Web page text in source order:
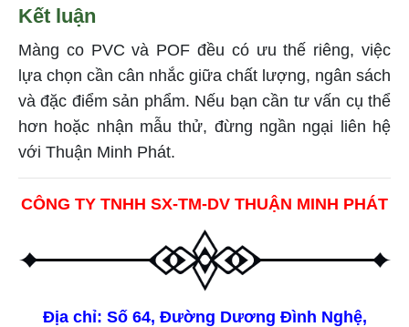
Kết luận
Màng co PVC và POF đều có ưu thế riêng, việc
lựa chọn cần cân nhắc giữa chất lượng, ngân sách
và đặc điểm sản phẩm. Nếu bạn cần tư vấn cụ thể
hơn hoặc nhận mẫu thử, đừng ngần ngại liên hệ
với Thuận Minh Phát.
CÔNG TY TNHH SX-TM-DV THUẬN MINH PHÁT
Địa chỉ: Số 64, Đường Dương Đình Nghệ,